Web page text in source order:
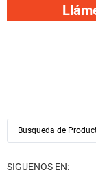
SIGUENOS EN: